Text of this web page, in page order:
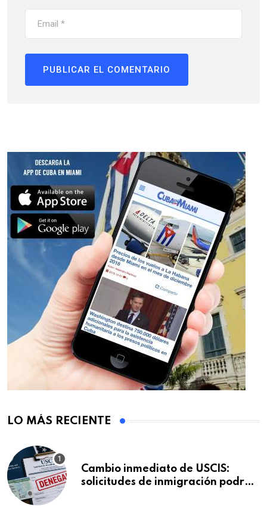
LO MÁS RECIENTE
Cambio inmediato de USCIS:
solicitudes de inmigración podrán